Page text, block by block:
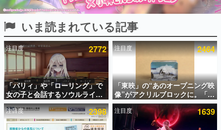
ピックアップ
電ファミのいま読まれている記事ランキング
アプリセール情報
インタビュー
連載・特集一覧
いま読まれている記事
注目度 2772
「パリィ」や「ローリング」で
女の子と会話するソウルライク
恋愛ゲーム『小早川さんはソウ
ルライク』無料公開。返事に失
敗すると「YOU DIED」
注目度 2464
「東映」の“あのオープニング映
像”がアクリルブロックに。「東
映ヒストリカル グッズコレクシ
ョン」が8月下旬より発売
注目度 2398 注目度 1639